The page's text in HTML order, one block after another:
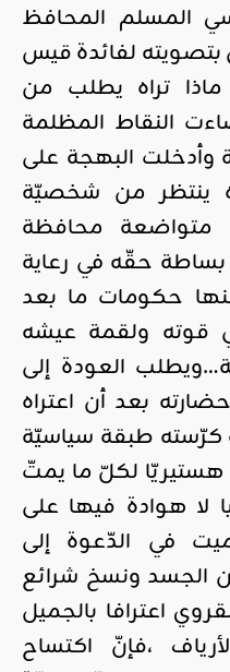
المسلم المحافظ
لفائدة قيس
ماذا تراه يطلب من
النقاط المظلمة
وأدخلت البهجة على
ينتظر من شخصيّة
متواضعة محافظة
حقّه في رعاية
حكومات ما بعد
قوته ولقمة عيشه
العودة إلى
بعد أن اعتراه
كرّسته طبقة سياسيّة
هستيريّا لكلّ ما يمتّ
لا هوادة فيها على
في الدّعوة إلى
الجسد ونسخ شرائع
اعترافا بالجميل
،فإنّ اكتساح